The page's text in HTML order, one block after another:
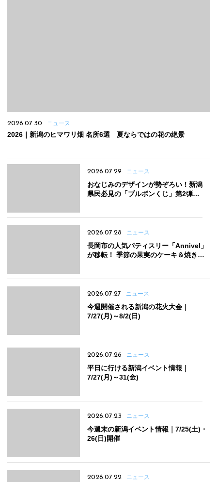
2026.07.30 ニュース
2026｜新潟のヒマワリ畑 名所6選 夏ならではの花の絶景
2026.07.29 ニュース
おなじみのデザインが勢ぞろい！新潟
県民必見の「ブルボンくじ」第2弾が
2026.07.28 ニュース
長岡市の人気パティスリー「Annivel」
が移転！ 季節の果実のケーキ＆焼き菓
2026.07.27 ニュース
今週開催される新潟の花火大会｜
7/27(月)～8/2(日)
2026.07.26 ニュース
平日に行ける新潟イベント情報｜
7/27(月)～31(金)
2026.07.23 ニュース
今週末の新潟イベント情報｜7/25(土)・
26(日)開催
2026.07.22 ニュース